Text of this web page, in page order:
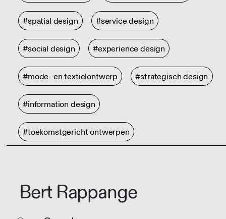
#spatial design #service design
#social design #experience design
#mode- en textielontwerp #strategisch design
#information design
#toekomstgericht ontwerpen
Bert Rappange